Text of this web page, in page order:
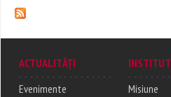
ACTUALITĂȚI
Evenimente
INSTITUT
Misiune